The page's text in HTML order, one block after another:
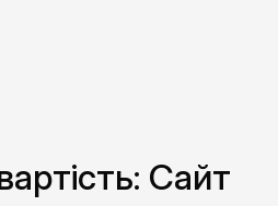
Сайт